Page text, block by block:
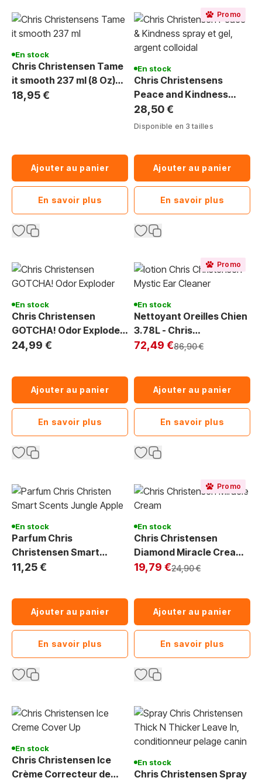
En stock
Chris Christensen Tame
it smooth 237 ml (8 Oz)
crème de modellage
18,95 €
Ajouter au panier
En savoir plus
Promo
En stock
Chris Christensens
Peace and Kindness
Spray et Gel argent
colloïdal
28,50 €
Disponible en 3 tailles
Ajouter au panier
En savoir plus
En stock
Chris Christensen
GOTCHA! Odor Exploder
946 ml : Élimine Toutes
24,99 €
Ajouter au panier
En savoir plus
Promo
En stock
Nettoyant Oreilles Chien
3.78L - Chris
Christensen Mystic Ear
Exclu Web
72,49 €Prix normal
86,90 €
Ajouter au panier
En savoir plus
En stock
Parfum Chris
Christensen Smart
Scents Jungle Apple 118
11,25 €
Ajouter au panier
En savoir plus
Promo
En stock
Chris Christensen
Diamond Miracle Cream,
crème sublimante 118 ml
Exclu Web
19,79 €Prix normal
24,90 €
Ajouter au panier
En savoir plus
En stock
Chris Christensen Ice
Crème Correcteur de
En stock
Chris Christensen Spray